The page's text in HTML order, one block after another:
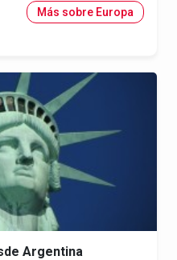
Más sobre Europa
Argentina